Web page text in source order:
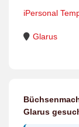
iPersonal
Glarus
Glarus